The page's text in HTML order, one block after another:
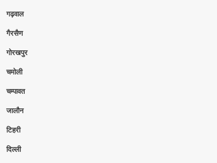
गढ़वाल
गैरसैण
गोरखपुर
चमोली
चम्पावत
जालौन
टिहरी
दिल्ली